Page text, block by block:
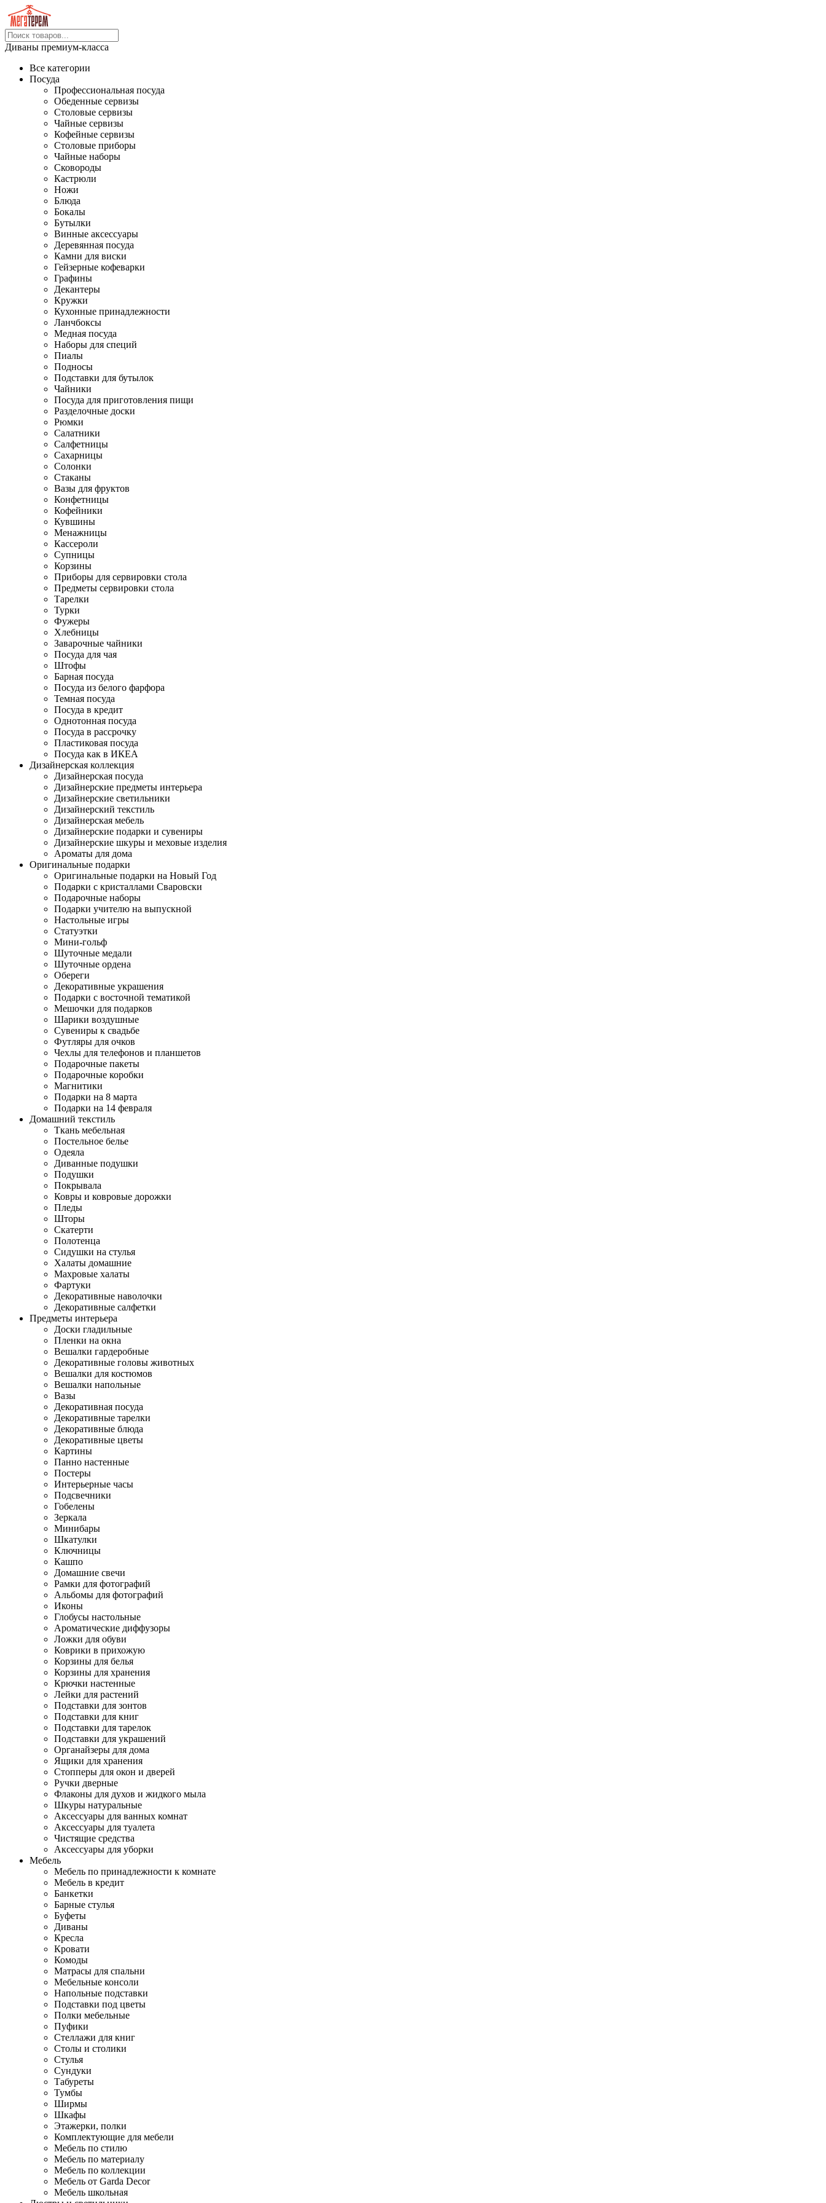
Диваны премиум-класса
Все категории
Посуда
Профессиональная посуда
Обеденные сервизы
Столовые сервизы
Чайные сервизы
Кофейные сервизы
Столовые приборы
Чайные наборы
Сковороды
Кастрюли
Ножи
Блюда
Бокалы
Бутылки
Винные аксессуары
Деревянная посуда
Камни для виски
Гейзерные кофеварки
Графины
Декантеры
Кружки
Кухонные принадлежности
Ланчбоксы
Медная посуда
Наборы для специй
Пиалы
Подносы
Подставки для бутылок
Чайники
Посуда для приготовления пищи
Разделочные доски
Рюмки
Салатники
Салфетницы
Сахарницы
Солонки
Стаканы
Вазы для фруктов
Конфетницы
Кофейники
Кувшины
Менажницы
Кассероли
Супницы
Корзины
Приборы для сервировки стола
Предметы сервировки стола
Тарелки
Турки
Фужеры
Хлебницы
Заварочные чайники
Посуда для чая
Штофы
Барная посуда
Посуда из белого фарфора
Темная посуда
Посуда в кредит
Однотонная посуда
Посуда в рассрочку
Пластиковая посуда
Посуда как в ИКЕА
Дизайнерская коллекция
Дизайнерская посуда
Дизайнерские предметы интерьера
Дизайнерские светильники
Дизайнерский текстиль
Дизайнерская мебель
Дизайнерские подарки и сувениры
Дизайнерские шкуры и меховые изделия
Ароматы для дома
Оригинальные подарки
Оригинальные подарки на Новый Год
Подарки с кристаллами Сваровски
Подарочные наборы
Подарки учителю на выпускной
Настольные игры
Статуэтки
Мини-гольф
Шуточные медали
Шуточные ордена
Обереги
Декоративные украшения
Подарки с восточной тематикой
Мешочки для подарков
Шарики воздушные
Сувениры к свадьбе
Футляры для очков
Чехлы для телефонов и планшетов
Подарочные пакеты
Подарочные коробки
Магнитики
Подарки на 8 марта
Подарки на 14 февраля
Домашний текстиль
Ткань мебельная
Постельное белье
Одеяла
Диванные подушки
Подушки
Покрывала
Ковры и ковровые дорожки
Пледы
Шторы
Скатерти
Полотенца
Сидушки на стулья
Халаты домашние
Махровые халаты
Фартуки
Декоративные наволочки
Декоративные салфетки
Предметы интерьера
Доски гладильные
Пленки на окна
Вешалки гардеробные
Декоративные головы животных
Вешалки для костюмов
Вешалки напольные
Вазы
Декоративная посуда
Декоративные тарелки
Декоративные блюда
Декоративные цветы
Картины
Панно настенные
Постеры
Интерьерные часы
Подсвечники
Гобелены
Зеркала
Минибары
Шкатулки
Ключницы
Кашпо
Домашние свечи
Рамки для фотографий
Альбомы для фотографий
Иконы
Глобусы настольные
Ароматические диффузоры
Ложки для обуви
Коврики в прихожую
Корзины для белья
Корзины для хранения
Крючки настенные
Лейки для растений
Подставки для зонтов
Подставки для книг
Подставки для тарелок
Подставки для украшений
Органайзеры для дома
Ящики для хранения
Стопперы для окон и дверей
Ручки дверные
Флаконы для духов и жидкого мыла
Шкуры натуральные
Аксессуары для ванных комнат
Аксессуары для туалета
Чистящие средства
Аксессуары для уборки
Мебель
Мебель по принадлежности к комнате
Мебель в кредит
Банкетки
Барные стулья
Буфеты
Диваны
Кресла
Кровати
Комоды
Матрасы для спальни
Мебельные консоли
Напольные подставки
Подставки под цветы
Полки мебельные
Пуфики
Стеллажи для книг
Столы и столики
Стулья
Сундуки
Табуреты
Тумбы
Ширмы
Шкафы
Этажерки, полки
Комплектующие для мебели
Мебель по стилю
Мебель по материалу
Мебель по коллекции
Мебель от Garda Decor
Мебель школьная